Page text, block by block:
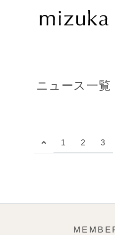
ニュース一覧
1 2 3